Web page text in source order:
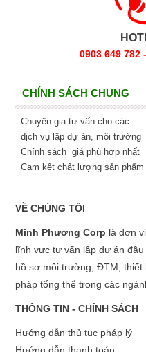
0903 649 782
CHÍNH SÁCH CHUNG
Chuyên gia tư vấn cho các
dịch vụ lập dự án, môi trường
Chính sách giá phù hợp nhất
Cam kết chất lượng sản phẩm
VỀ CHÚNG TÔI
Minh Phương Corp là đơn
lĩnh vực tư vấn lập dự án
hồ sơ môi trường, ĐTM, thiết
pháp tổng thể trong các
THÔNG TIN - CHÍNH SÁCH
Hướng dẫn thủ tục pháp lý
Hướng dẫn thanh toán